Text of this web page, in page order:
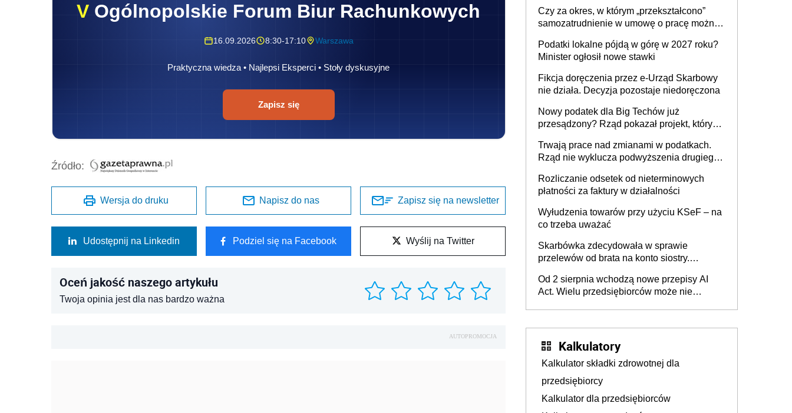
V Ogólnopolskie Forum Biur Rachunkowych
16.09.2026 8:30-17:10 Warszawa
Praktyczna wiedza • Najlepsi Eksperci • Stoły dyskusyjne
Zapisz się
Źródło:
Wersja do druku Napisz do nas Zapisz się na newsletter
Udostępnij na Linkedin Podziel się na Facebook Wyślij na Twitter
Oceń jakość naszego artykułu
Twoja opinia jest dla nas bardzo ważna
AUTOPROMOCJA
budynków i lokali związanych z
prowadzeniem działalności gospodarczej
Czy za okres, w którym „przekształcono”
samozatrudnienie w umowę o pracę można
umowy cywilnoprawnej jedynym
racjonalnym wyjściem
Podatki lokalne pójdą w górę w 2027 roku?
Minister ogłosił nowe stawki
Fikcja doręczenia przez e-Urząd Skarbowy
nie działa. Decyzja pozostaje niedoręczona
Nowy podatek dla Big Techów już
przesądzony? Rząd pokazał projekt, który
Trwają prace nad zmianami w podatkach.
Rząd nie wyklucza podwyższenia drugiego
Rozliczanie odsetek od nieterminowych
płatności za faktury w działalności
Wyłudzenia towarów przy użyciu KSeF – na
co trzeba uważać
Skarbówka zdecydowała w sprawie
przelewów od brata na konto siostry.
darowizna, ale podatku jednak nie będzie
Od 2 sierpnia wchodzą nowe przepisy AI
Act. Wielu przedsiębiorców może nie
Kalkulatory
Kalkulator składki zdrowotnej dla
przedsiębiorcy
Kalkulator dla przedsiębiorców